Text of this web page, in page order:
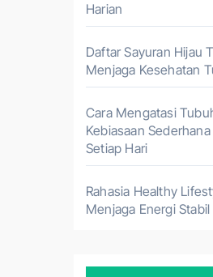
Harian
Daftar Sayuran Hijau
Menjaga Kesehatan
Cara Mengatasi
Kebiasaan
Setiap Hari
Rahasia Healthy
Menjaga Energi